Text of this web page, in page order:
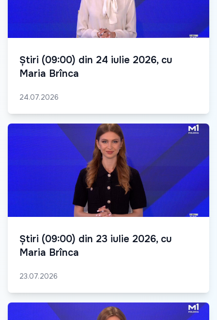
Știri (09:00) din 24 iulie 2026, cu
Maria Brînca
24.07.2026
Știri (09:00) din 23 iulie 2026, cu
Maria Brînca
23.07.2026